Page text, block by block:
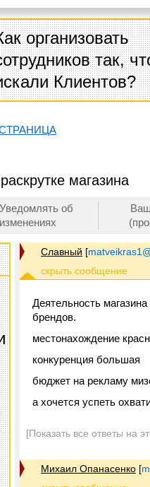
организовать
так,
Клиентов?
магазина
Уведомлять об
изменениях
Славный [
Деятельность
брендов.
местонахождение
конкуренция большая
бюджет на рекламу
а хочется успеть
[Показать все ответы на
Михаил Опанасенко [